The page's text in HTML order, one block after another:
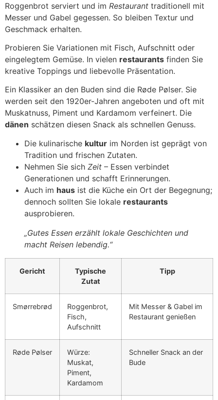
Roggenbrot serviert und im Restaurant traditionell mit
Messer und Gabel gegessen. So bleiben Textur und
Geschmack erhalten.
Probieren Sie Variationen mit Fisch, Aufschnitt oder
eingelegtem Gemüse. In vielen restaurants finden Sie
kreative Toppings und liebevolle Präsentation.
Ein Klassiker an den Buden sind die Røde Pølser. Sie
werden seit den 1920er-Jahren angeboten und oft mit
Muskatnuss, Piment und Kardamom verfeinert. Die
dänen schätzen diesen Snack als schnellen Genuss.
Die kulinarische kultur im Norden ist geprägt von
Tradition und frischen Zutaten.
Nehmen Sie sich Zeit – Essen verbindet
Generationen und schafft Erinnerungen.
Auch im haus ist die Küche ein Ort der Begegnung;
dennoch sollten Sie lokale restaurants
ausprobieren.
„Gutes Essen erzählt lokale Geschichten und
macht Reisen lebendig.“
Gericht
Typische
Zutat
Tipp
Smørrebrød
Roggenbrot,
Fisch,
Aufschnitt
Mit Messer & Gabel im
Restaurant genießen
Røde Pølser
Würze:
Muskat,
Piment,
Kardamom
Schneller Snack an der
Bude